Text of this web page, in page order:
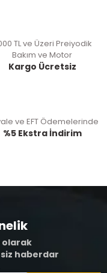
TL ve Üzeri Preiyodik
Bakım ve Motor
Kargo Ücretsiz
ve EFT Ödemelerinde
%5 Ekstra İndirim
olarak
haberdar